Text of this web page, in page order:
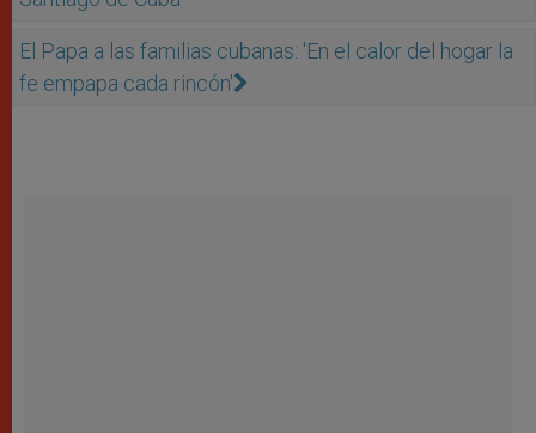
El Papa a las familias cubanas: 'En el calor del hogar la
fe empapa cada rincón'